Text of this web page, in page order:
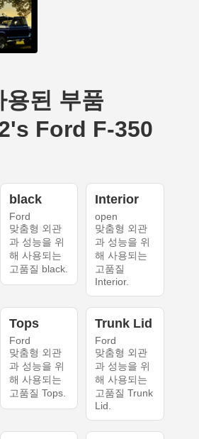
된 부품
Ford F-350
black
Ford
맞춤형 외관
과 성능을 위
해 사용되는
고품질 black.
Interior
open
맞춤형 외관
과 성능을 위
해 사용되는
고품질
Interior.
Tops
Ford
맞춤형 외관
과 성능을 위
해 사용되는
고품질 Tops.
Trunk Lid
Ford
맞춤형 외관
과 성능을 위
해 사용되는
고품질 Trunk
Lid.